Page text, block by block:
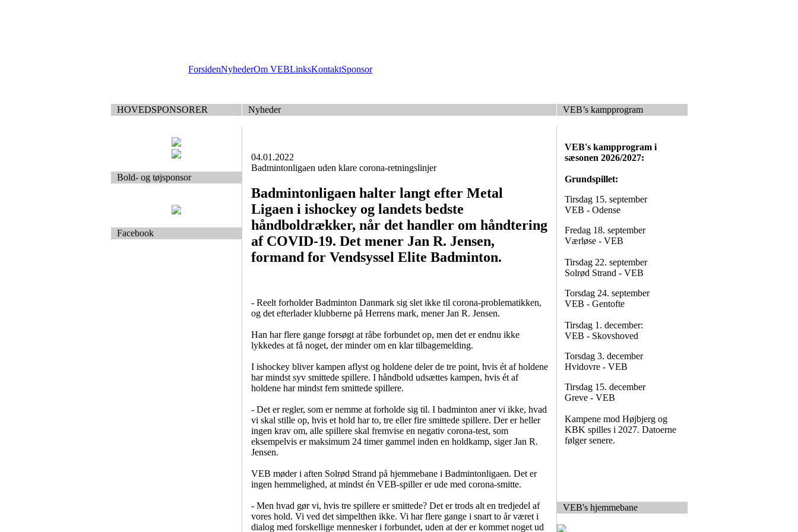
ForsidenNyhederOm VEBLinksKontaktSponsor
HOVEDSPONSORER Nyheder VEB’s kampprogram
Bold- og tøjsponsor
Facebook
04.01.2022
Badmintonligaen uden klare corona-retningslinjer
Badmintonligaen halter langt efter Metal
Ligaen i ishockey og landets bedste
håndboldrækker, når det handler om håndtering
af COVID-19. Det mener Jan R. Jensen,
formand for Vendsyssel Elite Badminton.
- Reelt forholder Badminton Danmark sig slet ikke til corona-problematikken,
og det efterlader klubberne på Herrens mark, mener Jan R. Jensen.
Han har flere gange forsøgt at råbe forbundet op, men det er endnu ikke
lykkedes at få noget, der minder om en klar tilbagemelding.
I ishockey bliver kampen aflyst og holdene deler de tre point, hvis ét af holdene
har mindst syv smittede spillere. I håndbold udsættes kampen, hvis ét af
holdene har mindst fem smittede spillere.
- Det er regler, som er nemme at forholde sig til. I badminton aner vi ikke, hvad
vi skal stille op, hvis et hold har to, tre eller fire smittede spillere. Der er heller
ingen krav om, alle spillere skal fremvise en negativ corona-test, som
eksempelvis er maksimum 24 timer gammel inden en holdkamp, siger Jan R.
Jensen.
VEB møder i aften Solrød Strand på hjemmebane i Badmintonligaen. Det er
ingen hemmelighed, at mindst én VEB-spiller er ude med corona-smitte.
- Men hvad gør vi, hvis tre spillere er smittede? Det er trods alt en tredjedel af
vores hold. Vi ved det simpelthen ikke. Vi har flere gange i snart to år været i
dialog med forskellige mennesker i forbundet, uden at der er kommet noget ud
VEB's kampprogram i
sæsonen 2026/2027:
Grundspillet:
Tirsdag 15. september
VEB - Odense
Fredag 18. september
Værløse - VEB
Tirsdag 22. september
Solrød Strand - VEB
Torsdag 24. september
VEB - Gentofte
Tirsdag 1. december:
VEB - Skovshoved
Torsdag 3. december
Hvidovre - VEB
Tirsdag 15. december
Greve - VEB
Kampene mod Højbjerg og
KBK spilles i 2027. Datoerne
følger senere.
VEB's hjemmebane